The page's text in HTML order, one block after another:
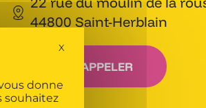
44800 Saint-Herblain
NOUS APPELER
donne
souhaitez
X Masquer le bandeau des cookies